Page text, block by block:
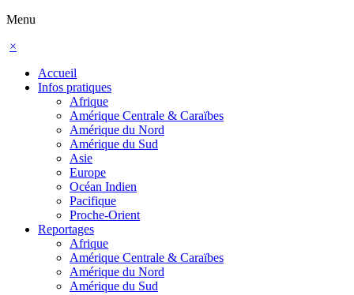
Menu
×
Accueil
Infos pratiques
Afrique
Amérique Centrale & Caraïbes
Amérique du Nord
Amérique du Sud
Asie
Europe
Océan Indien
Pacifique
Proche-Orient
Reportages
Afrique
Amérique Centrale & Caraïbes
Amérique du Nord
Amérique du Sud